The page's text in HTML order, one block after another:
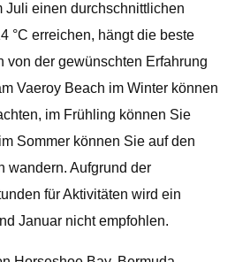
Juli einen durchschnittlichen
°C erreichen, hängt die beste
von der gewünschten Erfahrung
Vaeroy Beach im Winter können
im Frühling können Sie
Sommer können Sie auf den
wandern. Aufgrund der
für Aktivitäten wird ein
Januar nicht empfohlen.